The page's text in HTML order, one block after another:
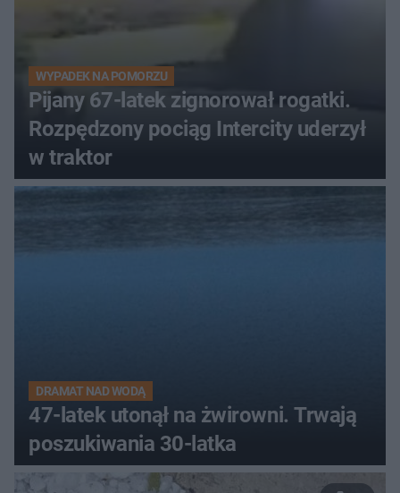
WYPADEK NA POMORZU
Pijany 67-latek zignorował rogatki.
Rozpędzony pociąg Intercity uderzył
w traktor
DRAMAT NAD WODĄ
47-latek utonął na żwirowni. Trwają
poszukiwania 30-latka